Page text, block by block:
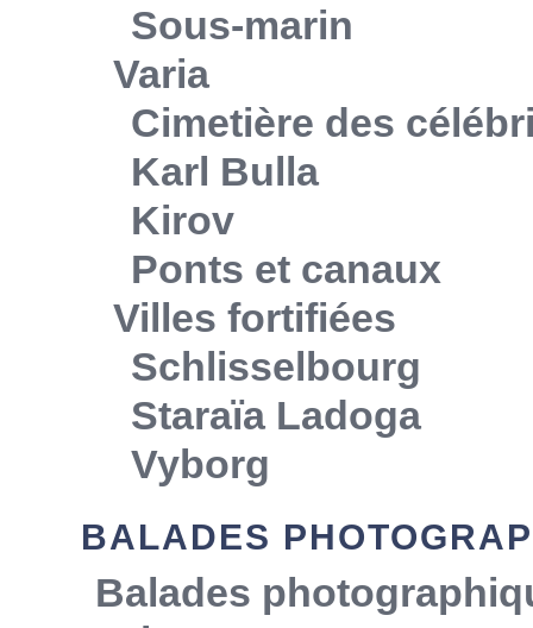
Sous-marin
Varia
Cimetière des
Karl Bulla
Kirov
Ponts et canaux
Villes fortifiées
Schlisselbourg
Staraïa Ladoga
Vyborg
BALADES
Balades